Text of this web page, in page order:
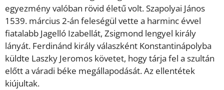
egyezmény valóban rövid életű volt. Szapolyai János
1539. március 2-án feleségül vette a harminc évvel
fiatalabb Jagelló Izabellát, Zsigmond lengyel király
lányát. Ferdinánd király válaszként Konstantinápolyba
küldte Laszky Jeromos követet, hogy tárja fel a szultán
előtt a váradi béke megállapodását. Az ellentétek
kiújultak.